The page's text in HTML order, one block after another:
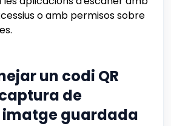
o amb permisos sobre
un codi QR
de
guardada